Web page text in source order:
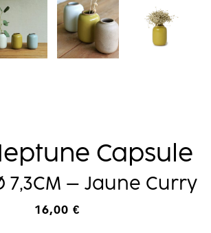
Capsule
7,3CM – Jaune Curry
16,00 €